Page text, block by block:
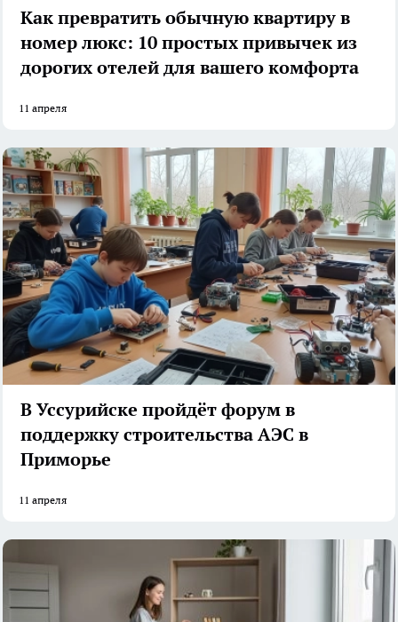
Как превратить обычную квартиру в
номер люкс: 10 простых привычек из
дорогих отелей для вашего комфорта
11 апреля
В Уссурийске пройдёт форум в
поддержку строительства АЭС в
Приморье
11 апреля